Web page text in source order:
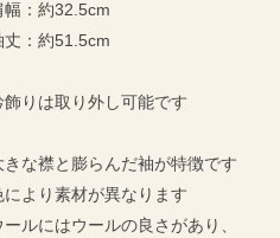
幅：約32.5cm
丈：約51.5cm
飾りは取り外し可能です
きな襟と膨らんだ袖が特徴です
により素材が異なります
ールにはウールの良さがあり、